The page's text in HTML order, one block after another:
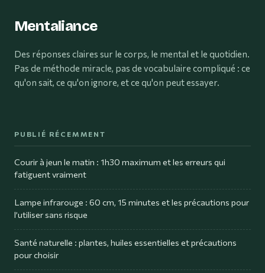
Mentaliance
Des réponses claires sur le corps, le mental et le quotidien.
Pas de méthode miracle, pas de vocabulaire compliqué : ce
qu'on sait, ce qu'on ignore, et ce qu'on peut essayer.
PUBLIÉ RÉCEMMENT
Courir à jeun le matin : 1h30 maximum et les erreurs qui
fatiguent vraiment
Lampe infrarouge : 60 cm, 15 minutes et les précautions pour
l’utiliser sans risque
Santé naturelle : plantes, huiles essentielles et précautions
pour choisir